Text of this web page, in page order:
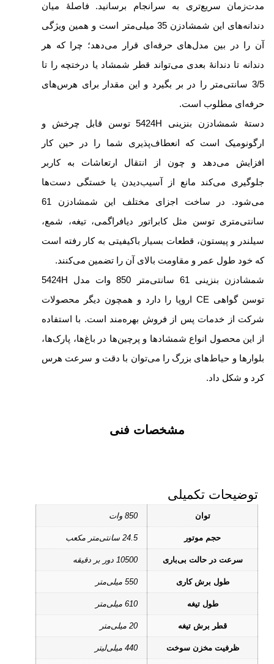
مدت‌زمان سریع‌تری به سرانجام برسانید. فاصلۀ میان
دندانه‌های این شمشادزن 35 میلی‌متر است و همین ویژگی
آن را در بین مدل‌های حرفه‌ای قرار می‌دهد؛ چرا که هر
دندانه تا دندانۀ بعدی می‌تواند قطر شمشاد یا درختچه را تا
3/5 سانتی‌متر را در بر بگیرد و این مقدار برای هرس‌های
حرفه‌ای مطلوب است.
دستۀ شمشادزن بنزینی 5424H توسن قابل چرخش و
ارگونومیک است که انعطاف‌پذیری شما را در حین کار
افزایش می‌دهد و چون از انتقال ارتعاشات به کاربر
جلوگیری می‌کند مانع از آسیب‌دیدن یا خستگی دست‌ها
می‌شود. در ساخت اجزای مختلف این شمشادزن 61
سانتی‌متری توسن مثل کابراتور دیافراگمی، تیغه، شمع،
سیلندر و پیستون، قطعات بسیار باکیفیتی به کار رفته است
که خود طول عمر و مقاومت بالای آن را تضمین می‌کنند.
شمشادزن بنزینی 61 سانتی‌متر 850 وات مدل 5424H
توسن گواهی CE اروپا را دارد و همچون دیگر محصولات
شرکت از خدمات پس از فروش بهره‌مند است. با استفاده
از این محصول انواع شمشادها و پرچین‌ها در باغ‌ها، پارک‌ها،
بلوارها و حیاط‌های بزرگ را می‌توان با دقت و سرعت هرس
کرد و شکل داد.
مشخصات فنی
توضیحات تکمیلی
توان 850 وات
حجم موتور 24.5 سانتی‌متر مکعب
سرعت در حالت بی‌باری 10500 دور بر دقیقه
طول برش کاری 550 میلی‌متر
طول تیغه 610 میلی‌متر
قطر برش تیغه 20 میلی‌متر
ظرفیت مخزن سوخت 440 میلی‌لیتر